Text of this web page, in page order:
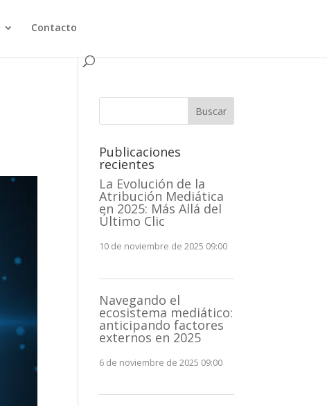
Contacto
Buscar
Publicaciones
recientes
La Evolución de la
Atribución Mediática
en 2025: Más Allá del
Último Clic
10 de noviembre de 2025 09:00
Navegando el
ecosistema mediático:
anticipando factores
externos en 2025
6 de noviembre de 2025 09:00